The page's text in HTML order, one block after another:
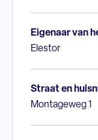
Eigenaar van
Elestor
Straat en
Montageweg 1